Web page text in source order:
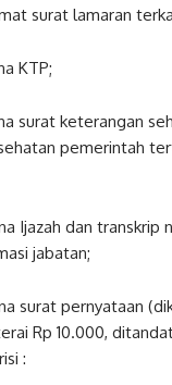
surat lamaran
KTP;
surat keterangan
pemerintah
Ijazah dan transkrip
jabatan;
surat pernyataan
Rp 10.000,
: